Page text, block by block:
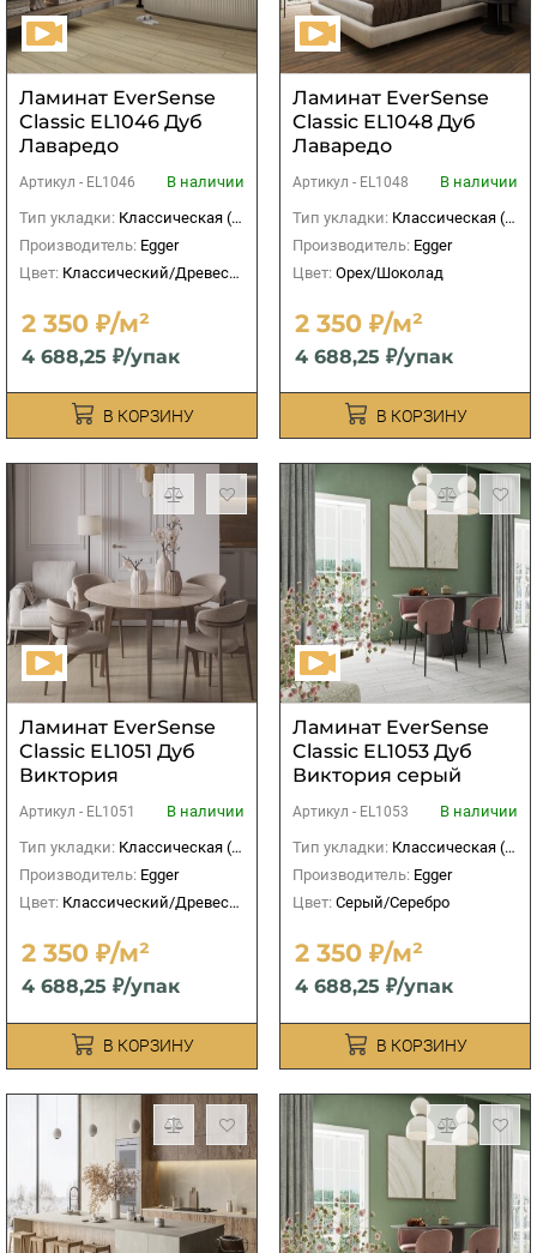
Ламинат EverSense
Classic EL1046 Дуб
Лаваредо
Артикул - EL1046
В наличии
Тип укладки: Классическая (прямая)
Производитель: Egger
Цвет: Классический/Древесный
2 350 ₽/м²
4 688,25 ₽/упак
В КОРЗИНУ
Ламинат EverSense
Classic EL1048 Дуб
Лаваредо
Артикул - EL1048
В наличии
Тип укладки: Классическая (прямая)
Производитель: Egger
Цвет: Орех/Шоколад
2 350 ₽/м²
4 688,25 ₽/упак
В КОРЗИНУ
Ламинат EverSense
Classic EL1051 Дуб
Виктория
Артикул - EL1051
В наличии
Тип укладки: Классическая (прямая)
Производитель: Egger
Цвет: Классический/Древесный
2 350 ₽/м²
4 688,25 ₽/упак
В КОРЗИНУ
Ламинат EverSense
Classic EL1053 Дуб
Виктория cерый
Артикул - EL1053
В наличии
Тип укладки: Классическая (прямая)
Производитель: Egger
Цвет: Серый/Серебро
2 350 ₽/м²
4 688,25 ₽/упак
В КОРЗИНУ